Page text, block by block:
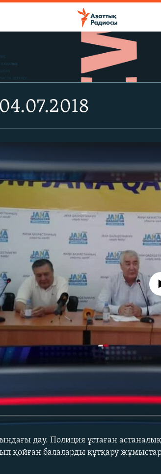
No media
дау. Полиция ұстаған астаналық
қойған балаларды құтқару